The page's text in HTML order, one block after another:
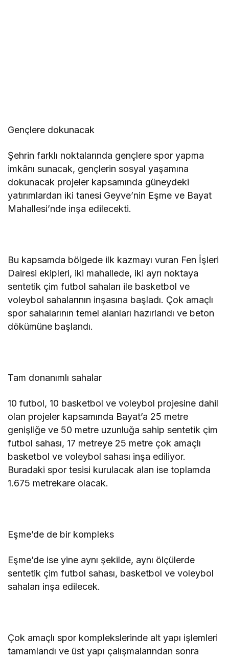
Gençlere dokunacak
Şehrin farklı noktalarında gençlere spor yapma
imkânı sunacak, gençlerin sosyal yaşamına
dokunacak projeler kapsamında güneydeki
yatırımlardan iki tanesi Geyve’nin Eşme ve Bayat
Mahallesi’nde inşa edilecekti.
Bu kapsamda bölgede ilk kazmayı vuran Fen İşleri
Dairesi ekipleri, iki mahallede, iki ayrı noktaya
sentetik çim futbol sahaları ile basketbol ve
voleybol sahalarının inşasına başladı. Çok amaçlı
spor sahalarının temel alanları hazırlandı ve beton
dökümüne başlandı.
Tam donanımlı sahalar
10 futbol, 10 basketbol ve voleybol projesine dahil
olan projeler kapsamında Bayat’a 25 metre
genişliğe ve 50 metre uzunluğa sahip sentetik çim
futbol sahası, 17 metreye 25 metre çok amaçlı
basketbol ve voleybol sahası inşa ediliyor.
Buradaki spor tesisi kurulacak alan ise toplamda
1.675 metrekare olacak.
Eşme’de de bir kompleks
Eşme’de ise yine aynı şekilde, aynı ölçülerde
sentetik çim futbol sahası, basketbol ve voleybol
sahaları inşa edilecek.
Çok amaçlı spor komplekslerinde alt yapı işlemleri
tamamlandı ve üst yapı çalışmalarından sonra